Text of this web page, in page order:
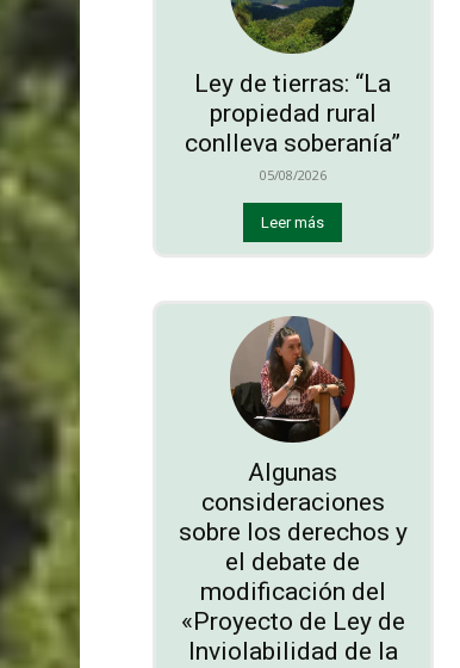
Ley de tierras: “La
propiedad rural
conlleva soberanía”
05/08/2026
Leer más
Algunas
consideraciones
sobre los derechos y
el debate de
modificación del
«Proyecto de Ley de
Inviolabilidad de la